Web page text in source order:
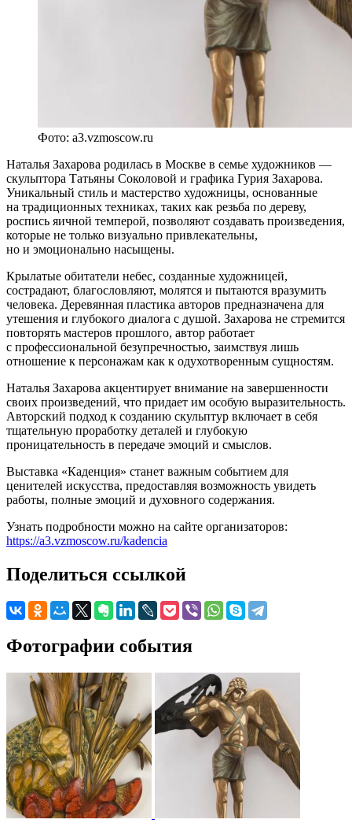
Фото: a3.vzmoscow.ru
Наталья Захарова родилась в Москве в семье художников —
скульптора Татьяны Соколовой и графика Гурия Захарова.
Уникальный стиль и мастерство художницы, основанные
на традиционных техниках, таких как резьба по дереву,
роспись яичной темперой, позволяют создавать произведения,
которые не только визуально привлекательны,
но и эмоционально насыщены.
Крылатые обитатели небес, созданные художницей,
сострадают, благословляют, молятся и пытаются вразумить
человека. Деревянная пластика авторов предназначена для
утешения и глубокого диалога с душой. Захарова не стремится
повторять мастеров прошлого, автор работает
с профессиональной безупречностью, заимствуя лишь
отношение к персонажам как к одухотворенным сущностям.
Наталья Захарова акцентирует внимание на завершенности
своих произведений, что придает им особую выразительность.
Авторский подход к созданию скульптур включает в себя
тщательную проработку деталей и глубокую
проницательность в передаче эмоций и смыслов.
Выставка «Каденция» станет важным событием для
ценителей искусства, предоставляя возможность увидеть
работы, полные эмоций и духовного содержания.
Узнать подробности можно на сайте организаторов:
https://a3.vzmoscow.ru/kadencia
Поделиться ссылкой
Фотографии события